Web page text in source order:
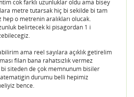
cok farklı uzunluklar oldu ama bisey
metre tutarsak hiç bi sekilde bi tam
o metrenin aralıkları olucak.
belirtecek ki pisagordan 1 i
ama reel sayılara açıklık getirelim
filan bana rahatsızlık vermez
bi siteden de çok memnunum bisiler
durumu belli hepimiz
bence.